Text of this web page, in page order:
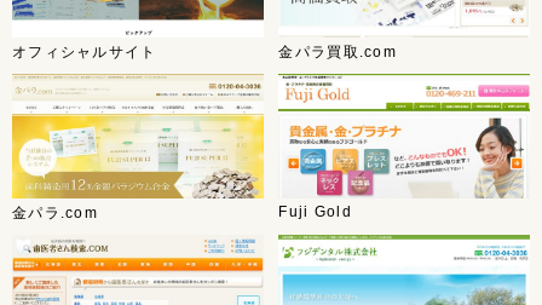
オフィシャルサイト 金パラ買取.com
金パラ.com Fuji Gold